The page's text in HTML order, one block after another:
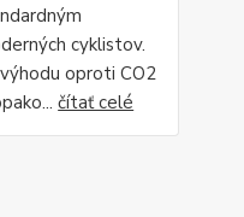
cyklistov.
oproti CO2
čítať celé